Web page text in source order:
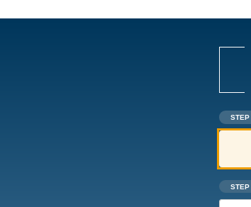
STEP
STEP